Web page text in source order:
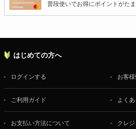
普段使いでお得にポイントがたま
はじめての方へ
ログインする お客
ご利用ガイド よく
お支払い方法について クレ